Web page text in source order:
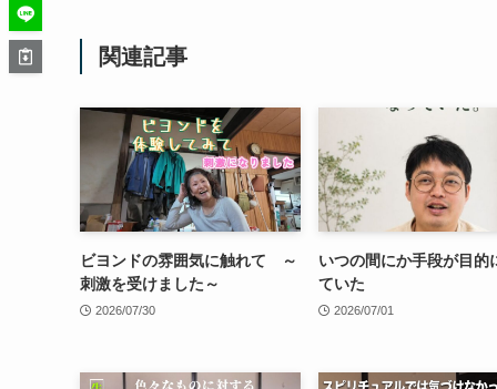
関連記事
ビヨンドの雰囲気に触れて ～
刺激を受けました～
2026/07/30
いつの間にか手段が目的
ていた
2026/07/01